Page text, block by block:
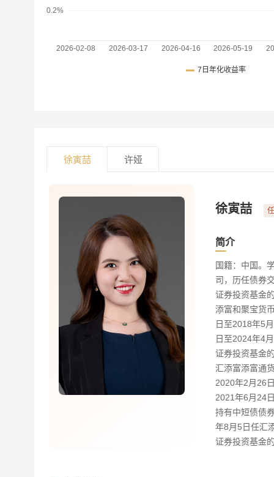
徐寅喆 许娅
徐寅喆
简介
国籍：中国。
司，历任债券
证券投资基金
添富和聚宝货
日至2018年5
日至2024年4
证券投资基金
汇添富添富通
2020年2月26
2021年6月24
持有中短债债
年8月5日任汇
证券投资基金